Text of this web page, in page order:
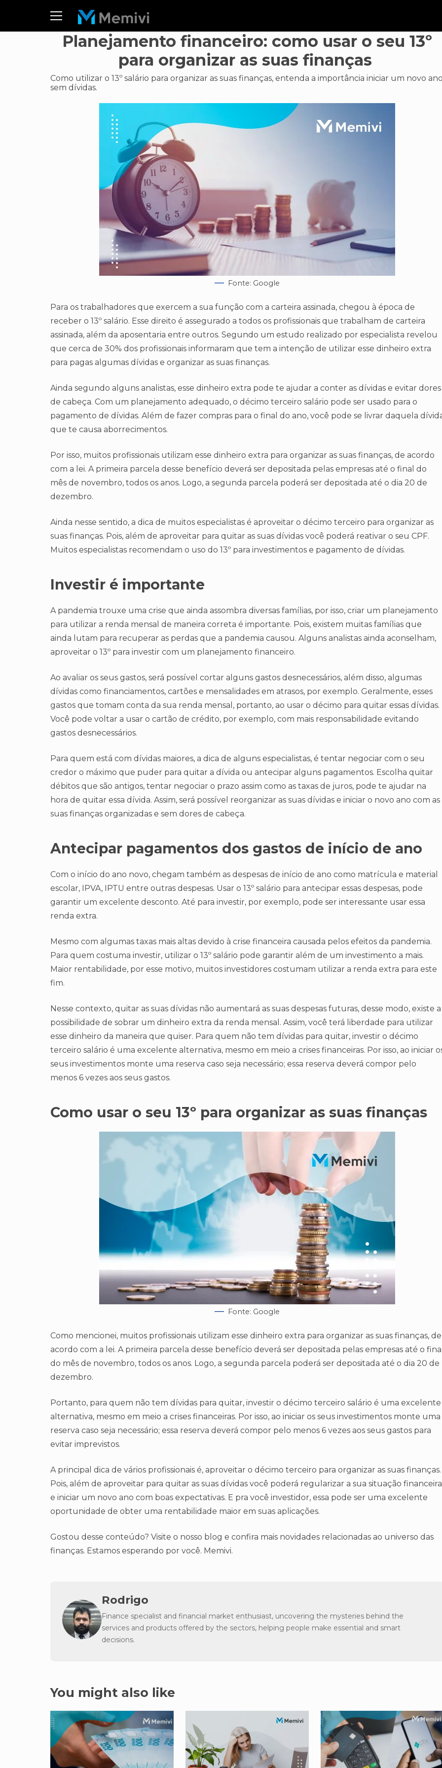
Planejamento financeiro: como usar o seu 13º
para organizar as suas finanças
Como utilizar o 13º salário para organizar as suas finanças, entenda a importância iniciar um novo
sem dívidas.
Fonte: Google
Para os trabalhadores que exercem a sua função com a carteira assinada, chegou à época de
receber o 13º salário. Esse direito é assegurado a todos os profissionais que trabalham de carteira
assinada, além da aposentaria entre outros. Segundo um estudo realizado por especialista revelou
que cerca de 30% dos profissionais informaram que tem a intenção de utilizar esse dinheiro extra
para pagas algumas dívidas e organizar as suas finanças.
Ainda segundo alguns analistas, esse dinheiro extra pode te ajudar a conter as dívidas e evitar dores
de cabeça. Com um planejamento adequado, o décimo terceiro salário pode ser usado para o
pagamento de dívidas. Além de fazer compras para o final do ano, você pode se livrar daquela
que te causa aborrecimentos.
Por isso, muitos profissionais utilizam esse dinheiro extra para organizar as suas finanças, de acordo
com a lei. A primeira parcela desse benefício deverá ser depositada pelas empresas até o final do
mês de novembro, todos os anos. Logo, a segunda parcela poderá ser depositada até o dia 20 de
dezembro.
Ainda nesse sentido, a dica de muitos especialistas é aproveitar o décimo terceiro para organizar as
suas finanças. Pois, além de aproveitar para quitar as suas dívidas você poderá reativar o seu CPF.
Muitos especialistas recomendam o uso do 13º para investimentos e pagamento de dívidas.
Investir é importante
A pandemia trouxe uma crise que ainda assombra diversas famílias, por isso, criar um planejamento
para utilizar a renda mensal de maneira correta é importante. Pois, existem muitas famílias que
ainda lutam para recuperar as perdas que a pandemia causou. Alguns analistas ainda aconselham,
aproveitar o 13º para investir com um planejamento financeiro.
Ao avaliar os seus gastos, será possível cortar alguns gastos desnecessários, além disso, algumas
dívidas como financiamentos, cartões e mensalidades em atrasos, por exemplo. Geralmente, esses
gastos que tomam conta da sua renda mensal, portanto, ao usar o décimo para quitar essas dívidas.
Você pode voltar a usar o cartão de crédito, por exemplo, com mais responsabilidade evitando
gastos desnecessários.
Para quem está com dívidas maiores, a dica de alguns especialistas, é tentar negociar com o seu
credor o máximo que puder para quitar a dívida ou antecipar alguns pagamentos. Escolha quitar
débitos que são antigos, tentar negociar o prazo assim como as taxas de juros, pode te ajudar na
hora de quitar essa dívida. Assim, será possível reorganizar as suas dívidas e iniciar o novo ano com as
suas finanças organizadas e sem dores de cabeça.
Antecipar pagamentos dos gastos de início de ano
Com o início do ano novo, chegam também as despesas de início de ano como matrícula e material
escolar, IPVA, IPTU entre outras despesas. Usar o 13º salário para antecipar essas despesas, pode
garantir um excelente desconto. Até para investir, por exemplo, pode ser interessante usar essa
renda extra.
Mesmo com algumas taxas mais altas devido à crise financeira causada pelos efeitos da pandemia.
Para quem costuma investir, utilizar o 13º salário pode garantir além de um investimento a mais.
Maior rentabilidade, por esse motivo, muitos investidores costumam utilizar a renda extra para este
fim.
Nesse contexto, quitar as suas dívidas não aumentará as suas despesas futuras, desse modo, existe a
possibilidade de sobrar um dinheiro extra da renda mensal. Assim, você terá liberdade para utilizar
esse dinheiro da maneira que quiser. Para quem não tem dívidas para quitar, investir o décimo
terceiro salário é uma excelente alternativa, mesmo em meio a crises financeiras. Por isso, ao iniciar
seus investimentos monte uma reserva caso seja necessário; essa reserva deverá compor pelo
menos 6 vezes aos seus gastos.
Como usar o seu 13º para organizar as suas finanças
Fonte: Google
Como mencionei, muitos profissionais utilizam esse dinheiro extra para organizar as suas finanças, de
acordo com a lei. A primeira parcela desse benefício deverá ser depositada pelas empresas até o
do mês de novembro, todos os anos. Logo, a segunda parcela poderá ser depositada até o dia 20 de
dezembro.
Portanto, para quem não tem dívidas para quitar, investir o décimo terceiro salário é uma excelente
alternativa, mesmo em meio a crises financeiras. Por isso, ao iniciar os seus investimentos monte uma
reserva caso seja necessário; essa reserva deverá compor pelo menos 6 vezes aos seus gastos para
evitar imprevistos.
A principal dica de vários profissionais é, aproveitar o décimo terceiro para organizar as suas finanças.
Pois, além de aproveitar para quitar as suas dívidas você poderá regularizar a sua situação financeira
e iniciar um novo ano com boas expectativas. E pra você investidor, essa pode ser uma excelente
oportunidade de obter uma rentabilidade maior em suas aplicações.
Gostou desse conteúdo? Visite o nosso blog e confira mais novidades relacionadas ao universo das
finanças. Estamos esperando por você. Memivi.
Rodrigo
Finance specialist and financial market enthusiast, uncovering the mysteries behind the
services and products offered by the sectors, helping people make essential and smart
decisions.
You might also like